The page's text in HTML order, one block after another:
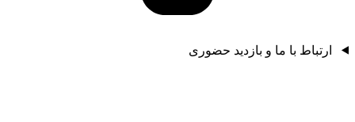
ارتباط با ما و بازدید حضوری